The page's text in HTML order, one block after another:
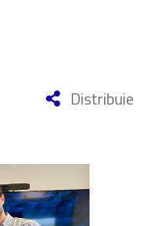
Distribuie